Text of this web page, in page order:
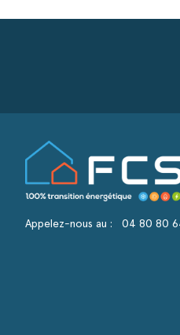
Appelez-nous au : 04 80 80